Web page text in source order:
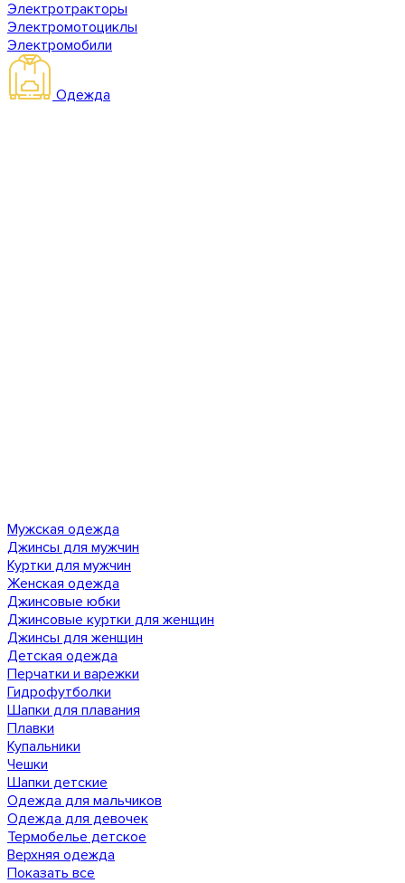
Электротракторы
Электромотоциклы
Электромобили
Одежда
Мужская одежда
Джинсы для мужчин
Куртки для мужчин
Женская одежда
Джинсовые юбки
Джинсовые куртки для женщин
Джинсы для женщин
Детская одежда
Перчатки и варежки
Гидрофутболки
Шапки для плавания
Плавки
Купальники
Чешки
Шапки детские
Одежда для мальчиков
Одежда для девочек
Термобелье детское
Верхняя одежда
Показать все